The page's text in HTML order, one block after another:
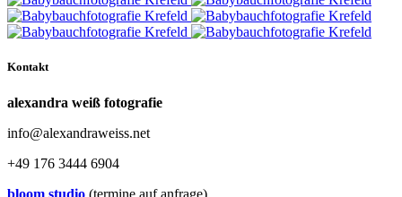
Kontakt
alexandra weiß fotografie
info@alexandraweiss.net
+49 176 3444 6904
bloom studio (termine auf anfrage)